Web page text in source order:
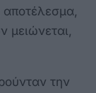
αποτέλεσμα,
μειώνεται,
την